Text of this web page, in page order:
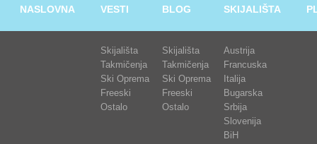
NASLOVNA VESTI
Skijališta
Takmičenja
Ski Oprema
Freeski
Ostalo
BLOG
Skijališta
Takmičenja
Ski Oprema
Freeski
Ostalo
SKIJALIŠTA
Austrija
Francuska
Italija
Bugarska
Srbija
Slovenija
BiH